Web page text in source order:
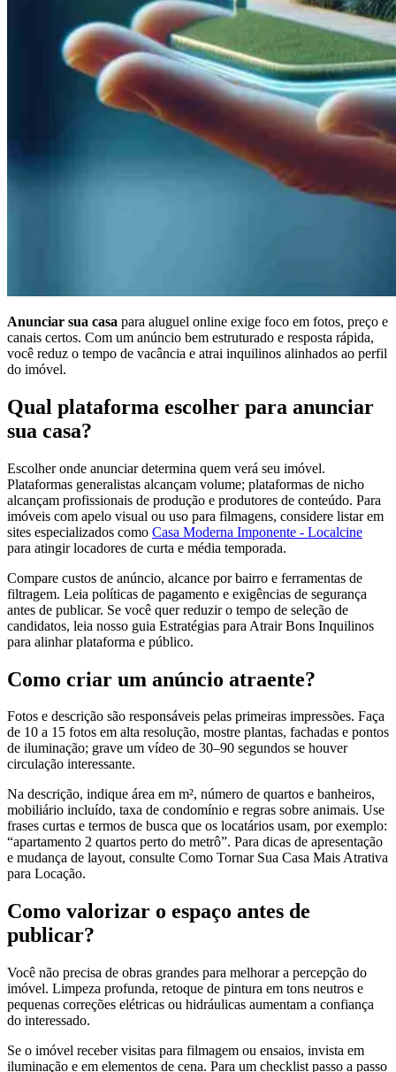
Anunciar sua casa para aluguel online exige foco em fotos, preço e
canais certos. Com um anúncio bem estruturado e resposta rápida,
você reduz o tempo de vacância e atrai inquilinos alinhados ao perfil
do imóvel.
Qual plataforma escolher para anunciar
sua casa?
Escolher onde anunciar determina quem verá seu imóvel.
Plataformas generalistas alcançam volume; plataformas de nicho
alcançam profissionais de produção e produtores de conteúdo. Para
imóveis com apelo visual ou uso para filmagens, considere listar em
sites especializados como Casa Moderna Imponente - Localcine
para atingir locadores de curta e média temporada.
Compare custos de anúncio, alcance por bairro e ferramentas de
filtragem. Leia políticas de pagamento e exigências de segurança
antes de publicar. Se você quer reduzir o tempo de seleção de
candidatos, leia nosso guia Estratégias para Atrair Bons Inquilinos
para alinhar plataforma e público.
Como criar um anúncio atraente?
Fotos e descrição são responsáveis pelas primeiras impressões. Faça
de 10 a 15 fotos em alta resolução, mostre plantas, fachadas e pontos
de iluminação; grave um vídeo de 30–90 segundos se houver
circulação interessante.
Na descrição, indique área em m², número de quartos e banheiros,
mobiliário incluído, taxa de condomínio e regras sobre animais. Use
frases curtas e termos de busca que os locatários usam, por exemplo:
“apartamento 2 quartos perto do metrô”. Para dicas de apresentação
e mudança de layout, consulte Como Tornar Sua Casa Mais Atrativa
para Locação.
Como valorizar o espaço antes de
publicar?
Você não precisa de obras grandes para melhorar a percepção do
imóvel. Limpeza profunda, retoque de pintura em tons neutros e
pequenas correções elétricas ou hidráulicas aumentam a confiança
do interessado.
Se o imóvel receber visitas para filmagem ou ensaios, invista em
iluminação e em elementos de cena. Para um checklist passo a passo